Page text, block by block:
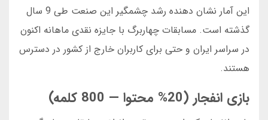
این آمار نشان دهنده رشد چشمگیر این صنعت طی 9 سال
گذشته است. مسابقات چهاربرگ با جایزه نقدی ماهانه اکنون
در سراسر ایران و حتی برای کاربران خارج از کشور در دسترس
هستند.
بازی انفجار (20% محتوا — 800 کلمه)